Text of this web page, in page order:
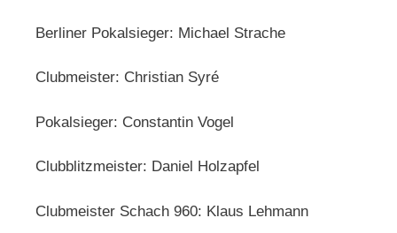
Berliner Pokalsieger: Michael Strache
Clubmeister: Christian Syré
Pokalsieger: Constantin Vogel
Clubblitzmeister: Daniel Holzapfel
Clubmeister Schach 960: Klaus Lehmann